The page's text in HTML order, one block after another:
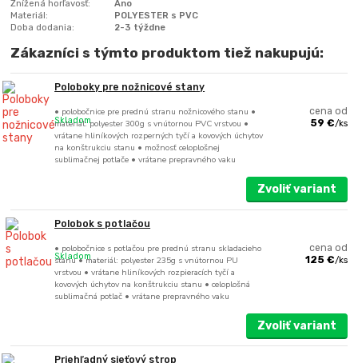
Znížená horľavosť:
Áno
Materiál:
POLYESTER s PVC
Doba dodania:
2-3 týždne
Zákazníci s týmto produktom tiež nakupujú:
Poloboky pre nožnicové stany
• polobočnice pre prednú stranu nožnicového stanu •
materiál: polyester 300g s vnútornou PVC vrstvou •
vrátane hliníkových rozperných tyčí a kovových úchytov
na konštrukciu stanu • možnosť celoplošnej
sublimačnej potlače • vrátane prepravného vaku
cena od
59 €/ks
Skladom
Zvoliť variant
Polobok s potlačou
• polobočnice s potlačou pre prednú stranu skladacieho
stanu • materiál: polyester 235g s vnútornou PU
vrstvou • vrátane hliníkových rozpieracích tyčí a
kovových úchytov na konštrukciu stanu • celoplošná
sublimačná potlač • vrátane prepravného vaku
cena od
125 €/ks
Skladom
Zvoliť variant
Priehľadný sieťový strop